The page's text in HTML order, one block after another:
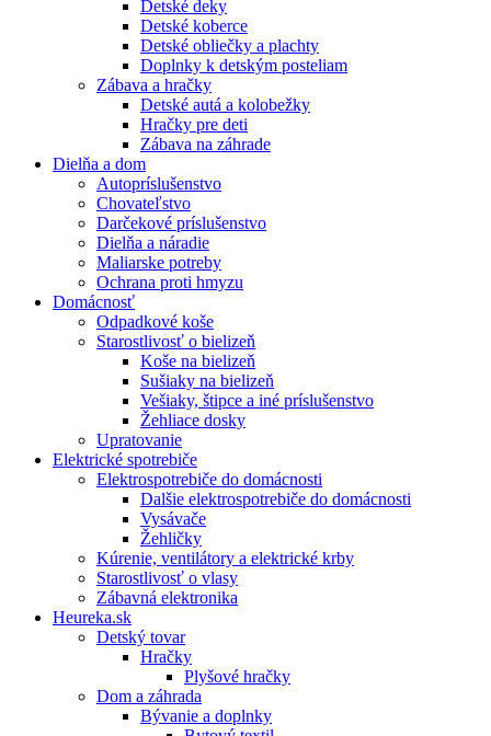
Detské deky
Detské koberce
Detské obliečky a plachty
Doplnky k detským posteliam
Zábava a hračky
Detské autá a kolobežky
Hračky pre deti
Zábava na záhrade
Dielňa a dom
Autopríslušenstvo
Chovateľstvo
Darčekové príslušenstvo
Dielňa a náradie
Maliarske potreby
Ochrana proti hmyzu
Domácnosť
Odpadkové koše
Starostlivosť o bielizeň
Koše na bielizeň
Sušiaky na bielizeň
Vešiaky, štipce a iné príslušenstvo
Žehliace dosky
Upratovanie
Elektrické spotrebiče
Elektrospotrebiče do domácnosti
Dalšie elektrospotrebiče do domácnosti
Vysávače
Žehličky
Kúrenie, ventilátory a elektrické krby
Starostlivosť o vlasy
Zábavná elektronika
Heureka.sk
Detský tovar
Hračky
Plyšové hračky
Dom a záhrada
Bývanie a doplnky